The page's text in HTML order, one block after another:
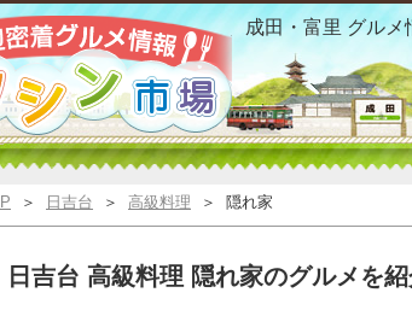
日吉台 高級料理 隠
成田・富里 グルメ
＞ 日吉台 ＞ 高級料理 ＞ 隠れ家
吉台 高級料理 隠れ家のグルメを